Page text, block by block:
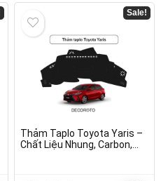
Sale!
Thảm Taplo Toyota Yaris –
Chất Liệu Nhung, Carbon,